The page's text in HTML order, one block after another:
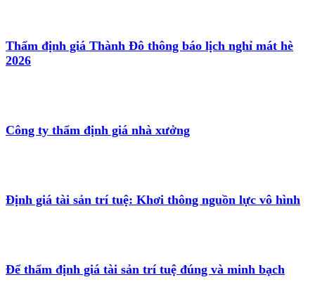
Thẩm định giá Thành Đô thông báo lịch nghỉ mát hè
2026
Công ty thẩm định giá nhà xưởng
Định giá tài sản trí tuệ: Khơi thông nguồn lực vô hình
Để thẩm định giá tài sản trí tuệ đúng và minh bạch